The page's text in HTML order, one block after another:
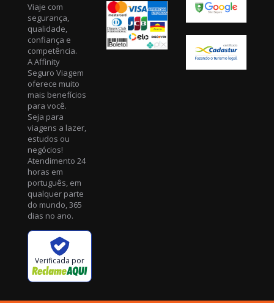
Viaje com
segurança,
qualidade,
confiança e
competência.
A Affinity
Seguro Viagem
oferece muito
mais benefícios
para você.
Seja para
viagens a lazer,
estudos ou
negócios!
Atendimento 24
horas em
português, em
qualquer parte
do mundo, 365
dias no ano.
Verificada por